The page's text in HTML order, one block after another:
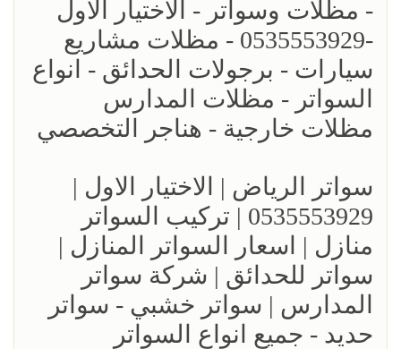
- مظلات وسواتر - الاختيار الاول
-0535553929 - مظلات مشاريع
سيارات - برجولات الحدائق - انواع
السواتر - مظلات المدارس
مظلات خارجية - هناجر التخصصي
سواتر الرياض | الاختيار الاول |
0535553929 | تركيب السواتر
منازل | اسعار السواتر المنازل |
سواتر للحدائق | شركة سواتر
المدارس | سواتر خشبي - سواتر
حديد - جميع انواع السواتر